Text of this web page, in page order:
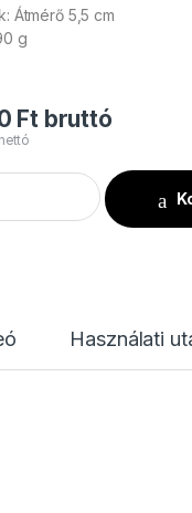
Átmérő 5,5 cm
g
Ft bruttó
nettó
- Lassú esésű
Használati